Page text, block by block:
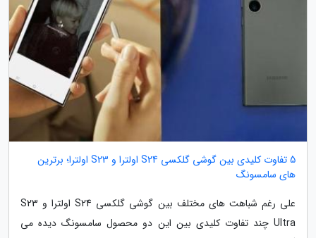
5 تفاوت کلیدی بین گوشی گلکسی S24 اولترا و S23 اولترا؛ برترین
های سامسونگ
علی رغم شباهت های مختلف بین گوشی گلکسی S24 اولترا و S23
Ultra چند تفاوت کلیدی بین این دو محصول سامسونگ دیده می